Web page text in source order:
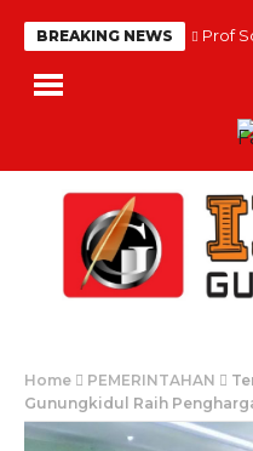
BREAKING NEWS Prof
Home PEMERINTAHAN
Gunungkidul Raih